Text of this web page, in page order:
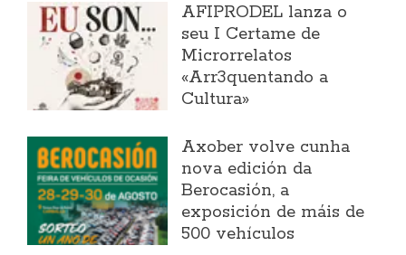
AFIPRODEL lanza o
seu I Certame de
Microrrelatos
«Arr3quentando a
Cultura»
Axober volve cunha
nova edición da
Berocasión, a
exposición de máis de
500 vehículos